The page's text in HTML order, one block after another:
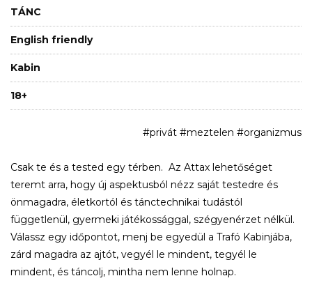
TÁNC
English friendly
Kabin
18+
#privát #meztelen #organizmus
Csak te és a tested egy térben. Az Attax lehetőséget
teremt arra, hogy új aspektusból nézz saját testedre és
önmagadra, életkortól és tánctechnikai tudástól
függetlenül, gyermeki játékossággal, szégyenérzet nélkül.
Válassz egy időpontot, menj be egyedül a Trafó Kabinjába,
zárd magadra az ajtót, vegyél le mindent, tegyél le
mindent, és táncolj, mintha nem lenne holnap.